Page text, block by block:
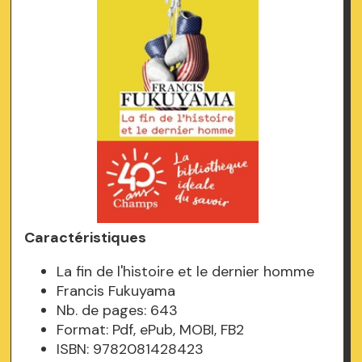
Caractéristiques
La fin de l'histoire et le dernier homme
Francis Fukuyama
Nb. de pages: 643
Format: Pdf, ePub, MOBI, FB2
ISBN: 9782081428423